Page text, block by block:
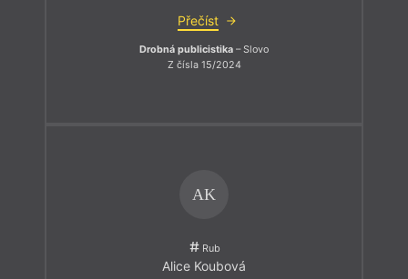
Přečíst
Drobná publicistika – Slovo
Z čísla 15/2024
AK
Rub
Alice Koubová